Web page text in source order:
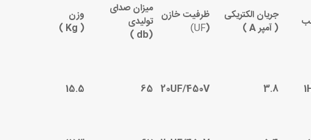
جریان الکتریکی
( آمپرA
)
ظرفیت خازن
(
UF)
میزان صدای
تولیدی
(
db
)
وزن
( Kg )
3.8
20UF/450V
65
15.5